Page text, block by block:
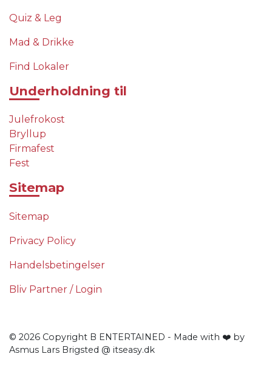
Quiz & Leg
Mad & Drikke
Find Lokaler
Underholdning til
Julefrokost
Bryllup
Firmafest
Fest
Sitemap
Sitemap
Privacy Policy
Handelsbetingelser
Bliv Partner / Login
© 2026 Copyright B ENTERTAINED - Made with ❤️ by
Asmus Lars Brigsted @ itseasy.dk